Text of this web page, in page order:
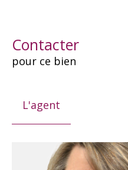
Contacter
pour ce bien
L'agent